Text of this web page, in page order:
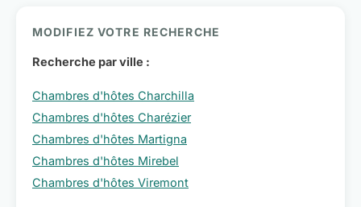
MODIFIEZ VOTRE RECHERCHE
Recherche par ville :
Chambres d'hôtes Charchilla
Chambres d'hôtes Charézier
Chambres d'hôtes Martigna
Chambres d'hôtes Mirebel
Chambres d'hôtes Viremont